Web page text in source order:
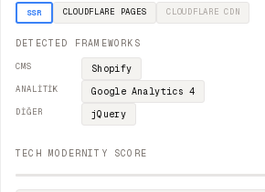
SSR CLOUDFLARE PAGES CLOUDFLARE CDN
DETECTED FRAMEWORKS
CMS Shopify
ANALITIK Google Analytics 4
DIĞER jQuery
TECH MODERNITY SCORE